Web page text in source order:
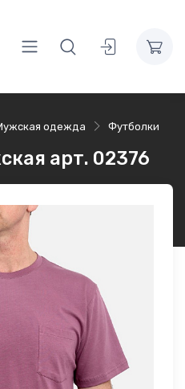
одежда Футболки
арт. 02376